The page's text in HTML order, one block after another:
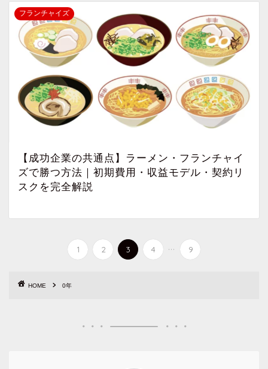
フランチャイズ
【成功企業の共通点】ラーメン・フランチャイ
ズで勝つ方法｜初期費用・収益モデル・契約リ
スクを完全解説
1 2 3 4 ... 9
HOME 0年